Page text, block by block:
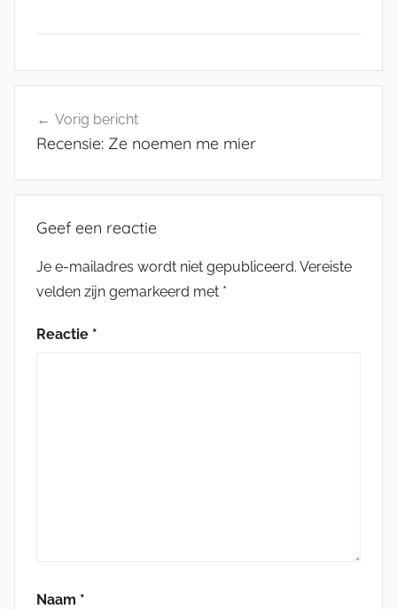
navigatie
Vorig bericht
Recensie: Ze noemen me mier
Geef een reactie
Je e-mailadres wordt niet gepubliceerd. Vereiste
velden zijn gemarkeerd met *
Reactie *
Naam *